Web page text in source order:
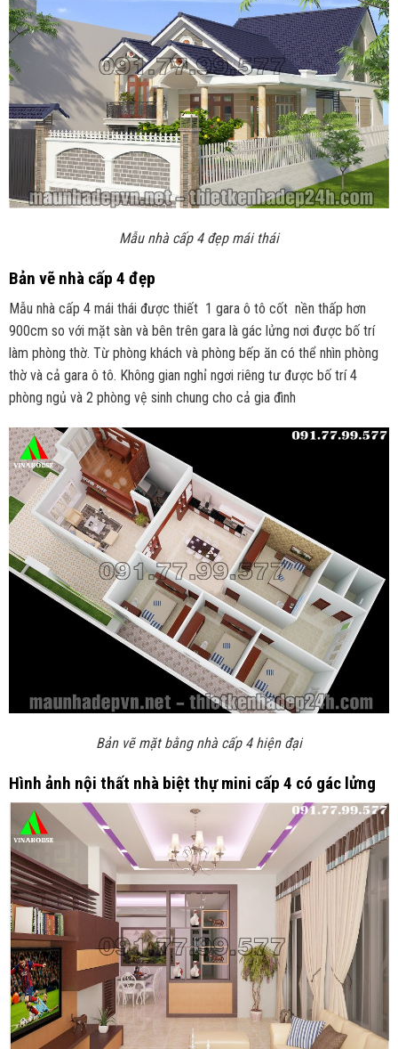
Mẫu nhà cấp 4 đẹp mái thái
Bản vẽ nhà cấp 4 đẹp
Mẫu nhà cấp 4 mái thái được thiết 1 gara ô tô cốt nền thấp hơn
900cm so với mặt sàn và bên trên gara là gác lửng nơi được bố trí
làm phòng thờ. Từ phòng khách và phòng bếp ăn có thể nhìn phòng
thờ và cả gara ô tô. Không gian nghỉ ngơi riêng tư được bố trí 4
phòng ngủ và 2 phòng vệ sinh chung cho cả gia đình
Bản vẽ mặt bằng nhà cấp 4 hiện đại
Hình ảnh nội thất nhà biệt thự mini cấp 4 có gác lửng